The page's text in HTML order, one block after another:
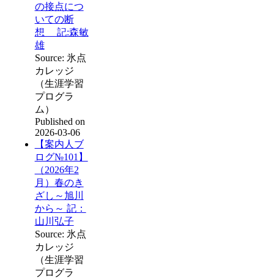
の接点につ
いての断
想 記:森敏
雄
Source: 氷点
カレッジ
（生涯学習
プログラ
ム）
Published on
2026-03-06
【案内人ブ
ログ№101】
（2026年2
月）春のき
ざし～旭川
から～ 記：
山川弘子
Source: 氷点
カレッジ
（生涯学習
プログラ